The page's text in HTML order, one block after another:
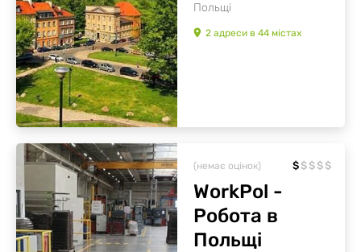
Польщі
2 адреси в 44 містах
(немає оцінок) $ $ $ $ $
WorkPol -
Робота в
Польщі